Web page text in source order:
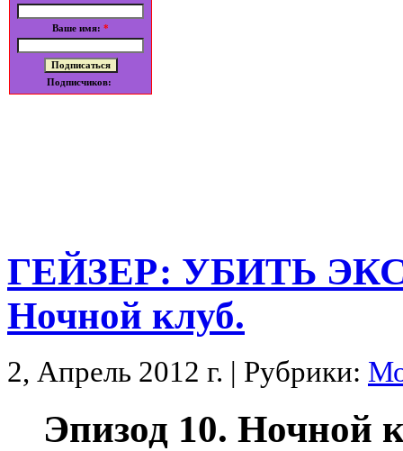
Ваше имя: *
Подписчиков:
ГЕЙЗЕР: УБИТЬ
Ночной клуб.
2, Апрель 2012 г. | Рубрики:
Эпизод 10. Ночной